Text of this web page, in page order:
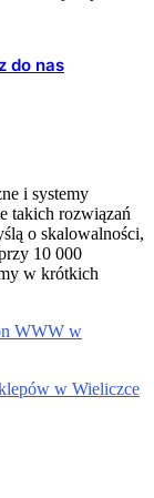
do nas
i systemy
takich rozwiązań
o skalowalności,
10 000
w krótkich
WWW w
w Wieliczce